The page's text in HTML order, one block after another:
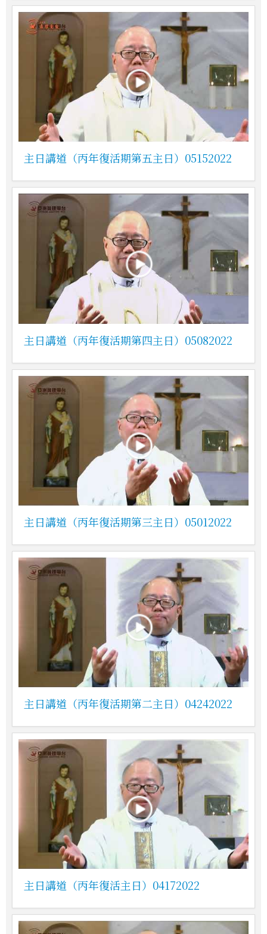
主日講道（丙年復活期第五主日）05152022
主日講道（丙年復活期第四主日）05082022
主日講道（丙年復活期第三主日）05012022
主日講道（丙年復活期第二主日）04242022
主日講道（丙年復活主日）04172022